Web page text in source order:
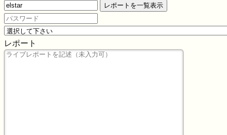
レポートを一覧表示
レポート